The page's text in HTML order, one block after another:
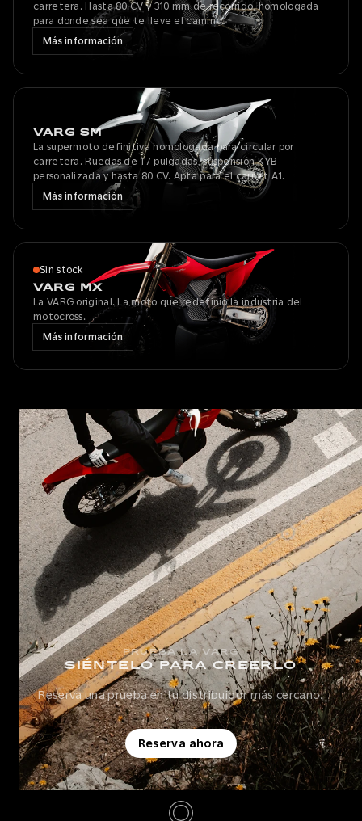
carretera. Hasta 80 CV y ​​310 mm de recorrido, homologada
para donde sea que te lleve el camino.
Más información
VARG SM
La supermoto definitiva homologada para circular por
carretera. Ruedas de 17 pulgadas, suspensión KYB
personalizada y hasta 80 CV. Apta para el carnet A1.
Más información
Sin stock
VARG MX
La VARG original. La moto que redefinió la industria del
motocross.
Más información
PRUEBA LA VARG
SIÉNTELO PARA CREERLO
Reserva una prueba en tu distribuidor más cercano.
Reserva ahora